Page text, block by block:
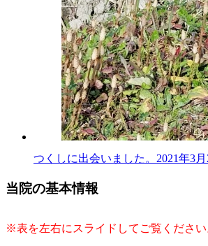
つくしに出会いました。 2021年3月
当院の基本情報
※表を左右にスライドしてご覧ください